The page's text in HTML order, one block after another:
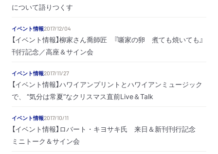
について語りつくす
イベント情報2017/12/04
【イベント情報】柳家さん喬師匠 『噺家の卵 煮ても焼いても』
刊行記念／高座＆サイン会
イベント情報2017/11/27
【イベント情報】ハワイアンプリントとハワイアンミュージック
で、 “気分は常夏”なクリスマス直前Live＆Talk
イベント情報2017/10/11
【イベント情報】ロバート・キヨサキ氏 来日＆新刊刊行記念
ミニトーク＆サイン会